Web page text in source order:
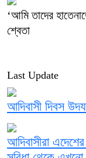
‘আমি তাদের
শ্বেতা
Last Update
আদিবাসী দিবস
আদিবাসীরা